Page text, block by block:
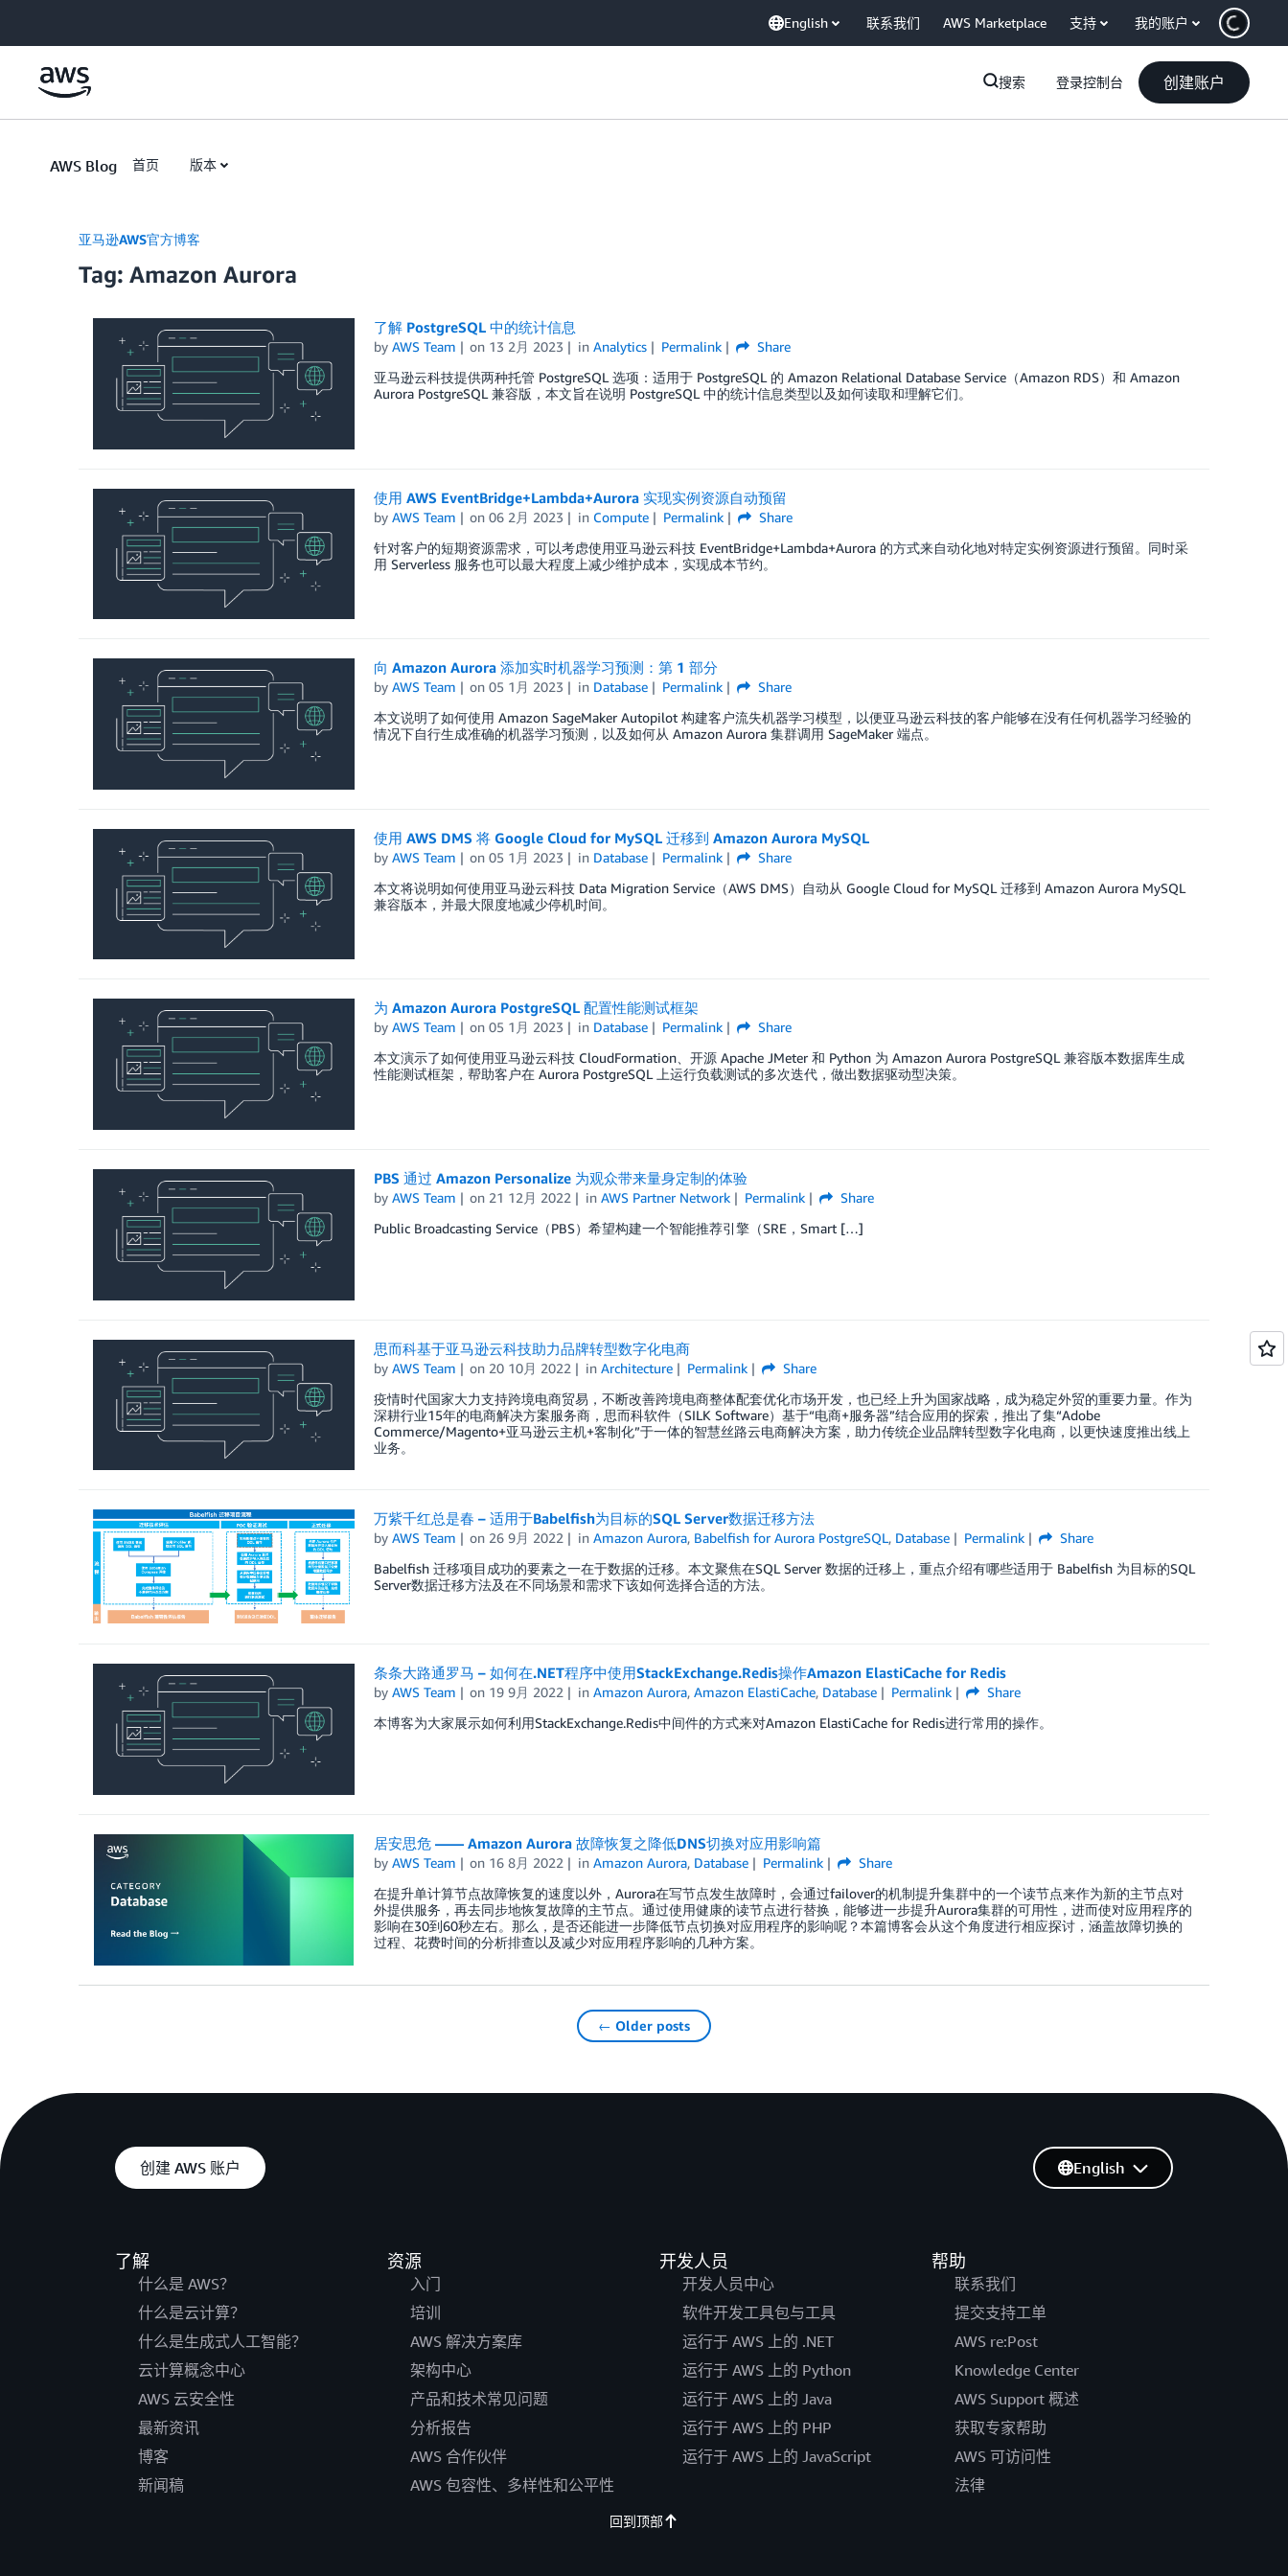
English 联系我们 AWS Marketplace 支持 我的账户
搜索 登录控制台 创建账户
AWS Blog 首页 版本
亚马逊AWS官方博客
Tag: Amazon Aurora
了解 PostgreSQL 中的统计信息
by AWS Team on 13 2月 2023 inAnalytics Permalink
Share
亚马逊云科技提供两种托管 PostgreSQL 选项：适用于 PostgreSQL 的 Amazon Relational Database Service（Amazon RDS）和 Amazon
Aurora PostgreSQL 兼容版，本文旨在说明 PostgreSQL 中的统计信息类型以及如何读取和理解它们。
使用 AWS EventBridge+Lambda+Aurora 实现实例资源自动预留
by AWS Team on06 2月 2023 in Compute Permalink
Share
针对客户的短期资源需求，可以考虑使用亚马逊云科技 EventBridge+Lambda+Aurora 的方式来自动化地对特定实例资源进行预留。同时采
用 Serverless 服务也可以最大程度上减少维护成本，实现成本节约。
向 Amazon Aurora 添加实时机器学习预测：第 1 部分
by AWS Team on05 1月 2023 in Database Permalink
Share
本文说明了如何使用 Amazon SageMaker Autopilot 构建客户流失机器学习模型，以便亚马逊云科技的客户能够在没有任何机器学习经验的
情况下自行生成准确的机器学习预测，以及如何从 Amazon Aurora 集群调用 SageMaker 端点。
使用 AWS DMS 将 Google Cloud for MySQL 迁移到 Amazon Aurora MySQL
by AWS Team on05 1月 2023 in Database Permalink
Share
本文将说明如何使用亚马逊云科技 Data Migration Service（AWS DMS）自动从 Google Cloud for MySQL 迁移到 Amazon Aurora MySQL
兼容版本，并最大限度地减少停机时间。
为 Amazon Aurora PostgreSQL 配置性能测试框架
by AWS Team on05 1月 2023 in Database Permalink
Share
本文演示了如何使用亚马逊云科技 CloudFormation、开源 Apache JMeter 和 Python 为 Amazon Aurora PostgreSQL 兼容版本数据库生成
性能测试框架，帮助客户在 Aurora PostgreSQL 上运行负载测试的多次迭代，做出数据驱动型决策。
PBS 通过 Amazon Personalize 为观众带来量身定制的体验
by AWS Team on 21 12月 2022 inAWS Partner Network Permalink
Share
Public Broadcasting Service（PBS）希望构建一个智能推荐引擎（SRE，Smart […]
思而科基于亚马逊云科技助力品牌转型数字化电商
by AWS Team on 20 10月 2022 inArchitecture Permalink
Share
疫情时代国家大力支持跨境电商贸易，不断改善跨境电商整体配套优化市场开发，也已经上升为国家战略，成为稳定外贸的重要力量。作为
深耕行业15年的电商解决方案服务商，思而科软件（SILK Software）基于“电商+服务器”结合应用的探索，推出了集“Adobe
Commerce/Magento+亚马逊云主机+客制化”于一体的智慧丝路云电商解决方案，助力传统企业品牌转型数字化电商，以更快速度推出线上
业务。
万紫千红总是春 – 适用于Babelfish为目标的SQL Server数据迁移方法
by AWS Team on 26 9月 2022 inAmazon Aurora, Babelfish for Aurora PostgreSQL, Database Permalink
Share
Babelfish 迁移项目成功的要素之一在于数据的迁移。本文聚焦在SQL Server 数据的迁移上，重点介绍有哪些适用于 Babelfish 为目标的SQL
Server数据迁移方法及在不同场景和需求下该如何选择合适的方法。
条条大路通罗马 – 如何在.NET程序中使用StackExchange.Redis操作Amazon ElastiCache for Redis
by AWS Team on 19 9月 2022 inAmazon Aurora,Amazon ElastiCache, Database Permalink
Share
本博客为大家展示如何利用StackExchange.Redis中间件的方式来对Amazon ElastiCache for Redis进行常用的操作。
居安思危 —— Amazon Aurora 故障恢复之降低DNS切换对应用影响篇
by AWS Team on 16 8月 2022 inAmazon Aurora, Database Permalink
Share
在提升单计算节点故障恢复的速度以外，Aurora在写节点发生故障时，会通过failover的机制提升集群中的一个读节点来作为新的主节点对
外提供服务，再去同步地恢复故障的主节点。通过使用健康的读节点进行替换，能够进一步提升Aurora集群的可用性，进而使对应用程序的
影响在30到60秒左右。那么，是否还能进一步降低节点切换对应用程序的影响呢？本篇博客会从这个角度进行相应探讨，涵盖故障切换的
过程、花费时间的分析排查以及减少对应用程序影响的几种方案。
← Older posts
创建 AWS 账户
了解
什么是 AWS？
什么是云计算？
什么是生成式人工智能？
云计算概念中心
AWS 云安全性
最新资讯
博客
新闻稿
资源
入门
培训
AWS 解决方案库
架构中心
产品和技术常见问题
分析报告
AWS 合作伙伴
AWS 包容性、多样性和公平性
开发人员
开发人员中心
软件开发工具包与工具
运行于 AWS 上的 .NET
运行于 AWS 上的 Python
运行于 AWS 上的 Java
运行于 AWS 上的 PHP
运行于 AWS 上的 JavaScript
帮助
联系我们
提交支持工单
AWS re:Post
Knowledge Center
AWS Support 概述
获取专家帮助
AWS 可访问性
法律
English
回到顶部